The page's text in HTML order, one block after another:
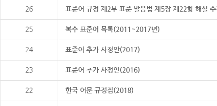
26 표준어 규정 제2부 표준 발음법 제5장 제22항 해설
25 복수 표준어 목록(2011~2017년)
24 표준어 추가 사정안(2017)
23 표준어 추가 사정안(2016)
22 한국 어문 규정집(2018)